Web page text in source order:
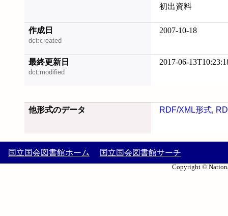
初出資料
作成日
dct:created
2007-10-18
最終更新日
dct:modified
2017-06-
他形式のデータ RDF/XML形式,
国立国会図書館ホーム 国立国会図書館サーチ
Copyright ©